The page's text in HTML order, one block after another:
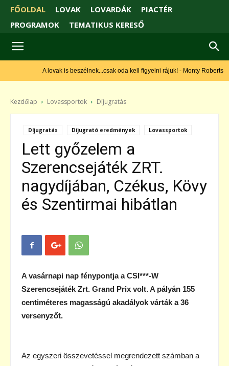
FŐOLDAL LOVAK LOVARDÁK
PIACTÉR
PROGRAMOK
TEMATIKUS KERESŐ
A lovak is beszélnek...csak oda kell figyelni rájuk! - Monty Roberts
Kezdőlap Lovassportok Díjugratás
Díjugratás Díjugrató eredmények Lovassportok
Lett győzelem a
Szerencsejáték ZRT.
nagydíjában, Czékus, Kövy
és Szentirmai hibátlan
A vasárnapi nap fénypontja a CSI***-W
Szerencsejáték Zrt. Grand Prix volt. A pályán 155
centiméteres magasságú akadályok várták a 36
versenyzőt.
Az egyszeri összevetéssel megrendezett számban a